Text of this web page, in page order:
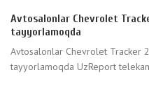
Avtosalonlar Chevrolet
tayyorlamoqda
Avtosalonlar Chevrolet Tracker
tayyorlamoqda UzReport